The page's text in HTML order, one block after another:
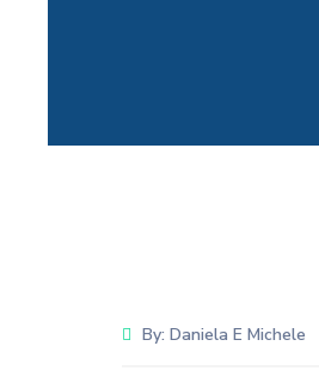
By: Daniela E Michele